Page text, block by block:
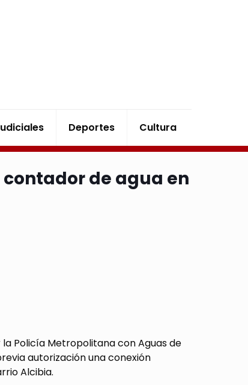
Deportes Cultura
de agua en
Policía Metropolitana con Aguas de
autorización una conexión
Alcibia.